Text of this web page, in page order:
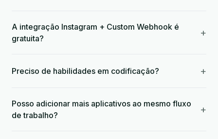
A integração Instagram + Custom Webhook é
gratuita?
+
Preciso de habilidades em codificação? +
Posso adicionar mais aplicativos ao mesmo fluxo
de trabalho?
+